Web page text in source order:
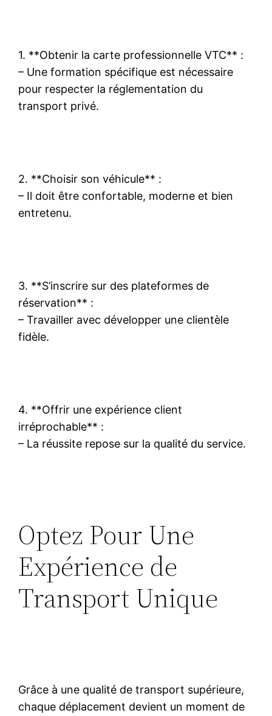
1. **Obtenir la carte professionnelle VTC** :
– Une formation spécifique est nécessaire
pour respecter la réglementation du
transport privé.
2. **Choisir son véhicule** :
– Il doit être confortable, moderne et bien
entretenu.
3. **S’inscrire sur des plateformes de
réservation** :
– Travailler avec développer une clientèle
fidèle.
4. **Offrir une expérience client
irréprochable** :
– La réussite repose sur la qualité du service.
Optez Pour Une
Expérience de
Transport Unique
Grâce à une qualité de transport supérieure,
chaque déplacement devient un moment de